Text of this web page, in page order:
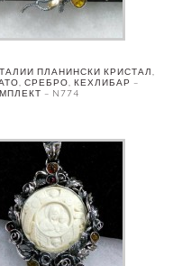
ПЛАНИНСКИ КРИСТАЛ,
СРЕБРО, КЕХЛИБАР –
– N774